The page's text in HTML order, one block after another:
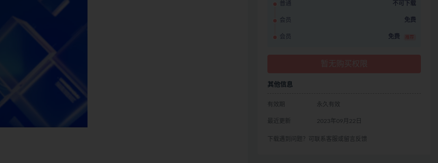
普通 不可下载
会员 免费
会员 免费 推荐
其他信息
有效期 永久有效
最近更新 2023年09月22日
下载遇到问题？可联系客服或留言反馈